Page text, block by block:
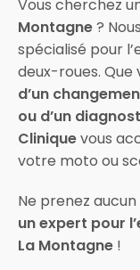
Vous cherchez
Montagne?
spécialisé pour
deux-roues. Que
d’un
ou d’un
Cliniquevous
votre moto ou
Ne prenez
un expert pour
La Montagne !